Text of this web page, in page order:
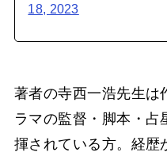
18, 2023
著者の寺西一浩先生は
ラマの監督・脚本・占
揮されている方。経歴